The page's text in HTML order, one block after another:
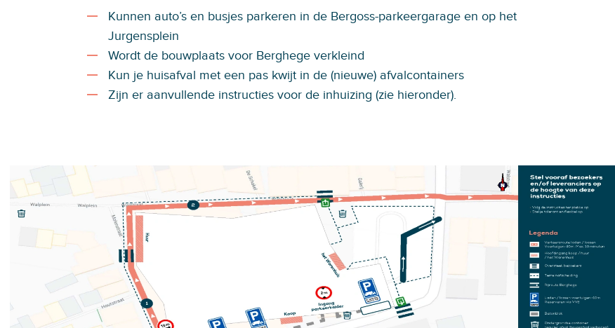
Kunnen auto’s en busjes parkeren in de Bergoss-parkeergarage en op het
Jurgensplein
Wordt de bouwplaats voor Berghege verkleind
Kun je huisafval met een pas kwijt in de (nieuwe) afvalcontainers
Zijn er aanvullende instructies voor de inhuizing (zie hieronder).